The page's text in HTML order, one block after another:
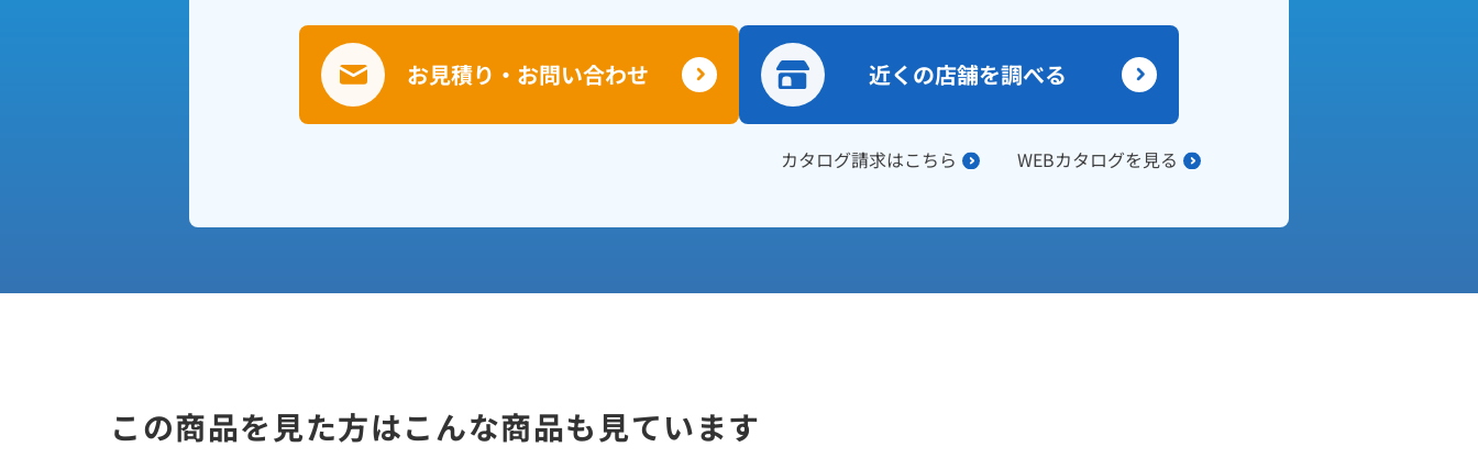
お見積り・お問い合わせ 近くの店舗を調べる
カタログ請求はこちら WEBカタログを見る
この商品を見た方はこんな商品も見ています